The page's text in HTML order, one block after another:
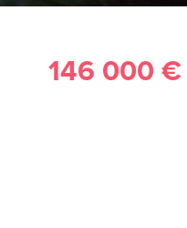
146 000 €